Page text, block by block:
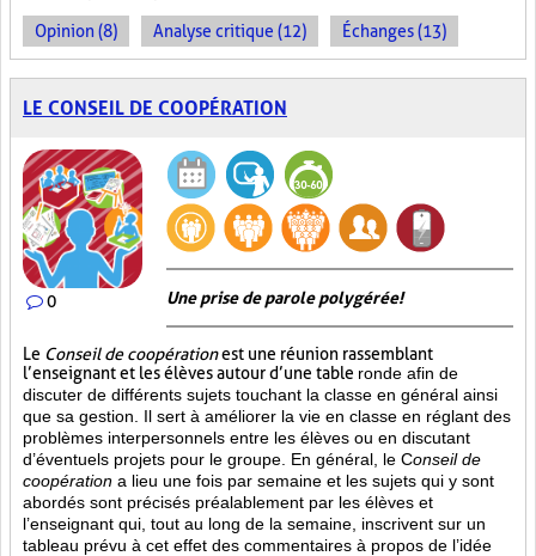
Opinion (8) Analyse critique (12) Échanges (13)
LE CONSEIL DE COOPÉRATION
0 Une prise de parole polygérée!
Le Conseil de coopérationest une réunion rassemblant
l’enseignant et les élèves autour d’une table ronde afin de
discuter de différents sujets touchant la classe en général ainsi
que sa gestion. Il sert à améliorer la vie en classe en réglant des
problèmes interpersonnels entre les élèves ou en discutant
d’éventuels projets pour le groupe. En général, le Conseil de
coopération a lieu une fois par semaine et les sujets qui y sont
abordés sont précisés préalablement par les élèves et
l’enseignant qui, tout au long de la semaine, inscrivent sur un
tableau prévu à cet effet des commentaires à propos de l’idée